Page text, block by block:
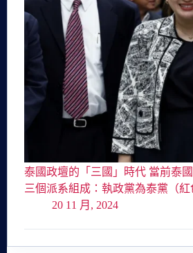
泰國政壇的「三國」時代 當前泰
三個派系組成：執政黨為泰黨（
20 11 月, 2024